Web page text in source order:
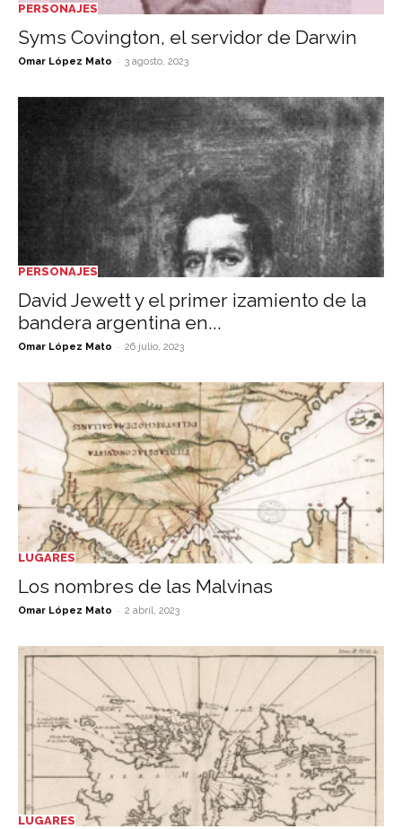
PERSONAJES
Syms Covington, el servidor de Darwin
Omar López Mato - 3 agosto, 2023
PERSONAJES
David Jewett y el primer izamiento de la
bandera argentina en...
Omar López Mato - 26 julio, 2023
LUGARES
Los nombres de las Malvinas
Omar López Mato - 2 abril, 2023
LUGARES